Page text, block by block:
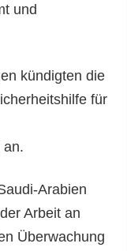
und
kündigten die
für
an.
Arabien
Arbeit an
Überwachung